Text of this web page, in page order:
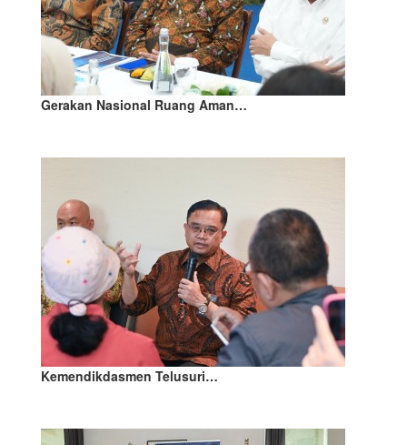
Gerakan Nasional Ruang Aman…
Kemendikdasmen Telusuri…